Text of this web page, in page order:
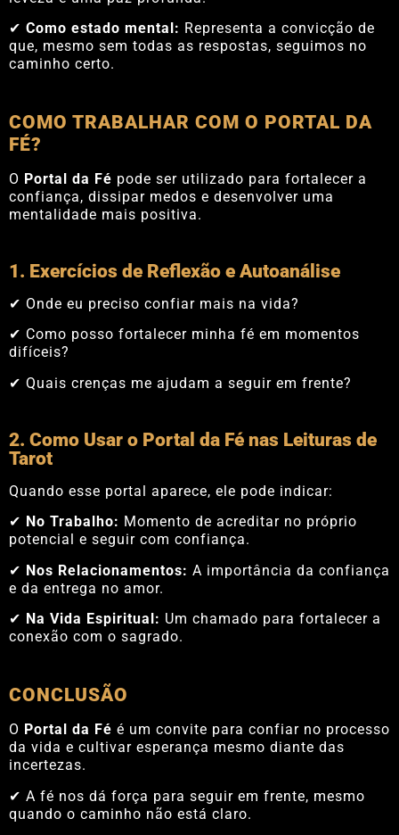
✔ Como estado mental: Representa a convicção de
que, mesmo sem todas as respostas, seguimos no
caminho certo.
COMO TRABALHAR COM O PORTAL DA
FÉ?
O Portal da Fé pode ser utilizado para fortalecer a
confiança, dissipar medos e desenvolver uma
mentalidade mais positiva.
1. Exercícios de Reflexão e Autoanálise
✔ Onde eu preciso confiar mais na vida?
✔ Como posso fortalecer minha fé em momentos
difíceis?
✔ Quais crenças me ajudam a seguir em frente?
2. Como Usar o Portal da Fé nas Leituras de
Tarot
Quando esse portal aparece, ele pode indicar:
✔ No Trabalho: Momento de acreditar no próprio
potencial e seguir com confiança.
✔ Nos Relacionamentos: A importância da confiança
e da entrega no amor.
✔ Na Vida Espiritual: Um chamado para fortalecer a
conexão com o sagrado.
CONCLUSÃO
O Portal da Fé é um convite para confiar no processo
da vida e cultivar esperança mesmo diante das
incertezas.
✔ A fé nos dá força para seguir em frente, mesmo
quando o caminho não está claro.